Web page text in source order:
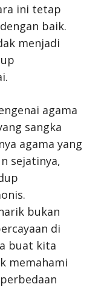
ini tetap
baik.
menjadi
agama
sangka
agama yang
sejatinya,
bukan
di
buat kita
memahami